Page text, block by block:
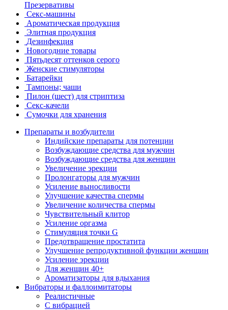
Презервативы
Секс-машины
Ароматическая продукция
Элитная продукция
Дезинфекция
Новогодние товары
Пятьдесят оттенков серого
Женские стимуляторы
Батарейки
Тампоны; чаши
Пилон (шест) для стриптиза
Секс-качели
Сумочки для хранения
Препараты и возбудители
Индийские препараты для потенции
Возбуждающие средства для мужчин
Возбуждающие средства для женщин
Увеличение эрекции
Пролонгаторы для мужчин
Усиление выносливости
Улучшение качества спермы
Увеличение количества спермы
Чувствительный клитор
Усиление оргазма
Стимуляция точки G
Предотвращение простатита
Улучшение репродуктивной функции женщин
Усиление эрекции
Для женщин 40+
Ароматизаторы для вдыхания
Вибраторы и фаллоимитаторы
Реалистичные
С вибрацией